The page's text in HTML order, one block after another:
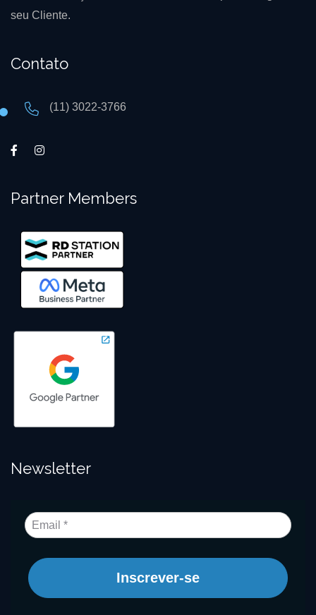
seu Cliente.
Contato
(11) 3022-3766
Partner Members
Newsletter
Inscrever-se